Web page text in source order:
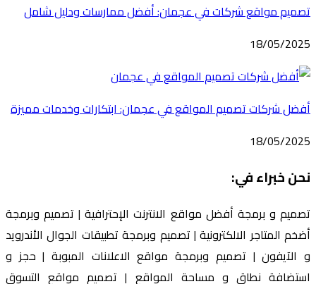
تصميم مواقع شركات في عجمان: أفضل ممارسات ودليل شامل
18/05/2025
أفضل شركات تصميم المواقع في عجمان: ابتكارات وخدمات مميزة
18/05/2025
نحن خبراء في:
تصميم و برمجة أفضل مواقع الانترنت الإحترافية | تصميم وبرمجة
أضخم المتاجر الالكترونية | تصميم وبرمجة تطبيقات الجوال الأندرويد
و الآيفون | تصميم وبرمجة مواقع الاعلانات المبوبة | حجز و
استضافة نطاق و مساحة المواقع | تصميم مواقع التسوق